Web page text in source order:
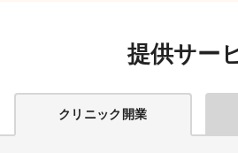
提供サー
クリニック開業